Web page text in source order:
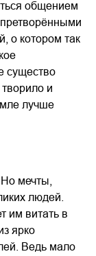
общением
о котором так
существо
и
лучше
мечты,
людей.
им витать в
ярко
Ведь мало